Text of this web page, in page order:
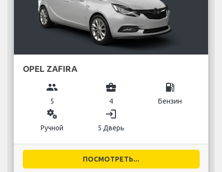
OPEL ZAFIRA
group
5
business_center
4
local_gas_station
Бензин
miscellaneous_services
Ручной
login
5 Дверь
ПОСМОТРЕТЬ...